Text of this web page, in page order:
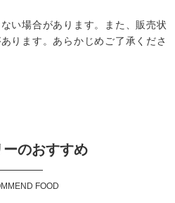
い場合があります。また、販売状
ります。あらかじめご了承くださ
のおすすめ
FOOD